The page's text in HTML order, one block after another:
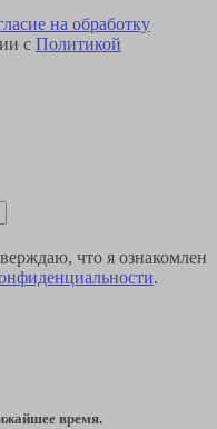
на обработку
с Политикой
что я ознакомлен
.
время.